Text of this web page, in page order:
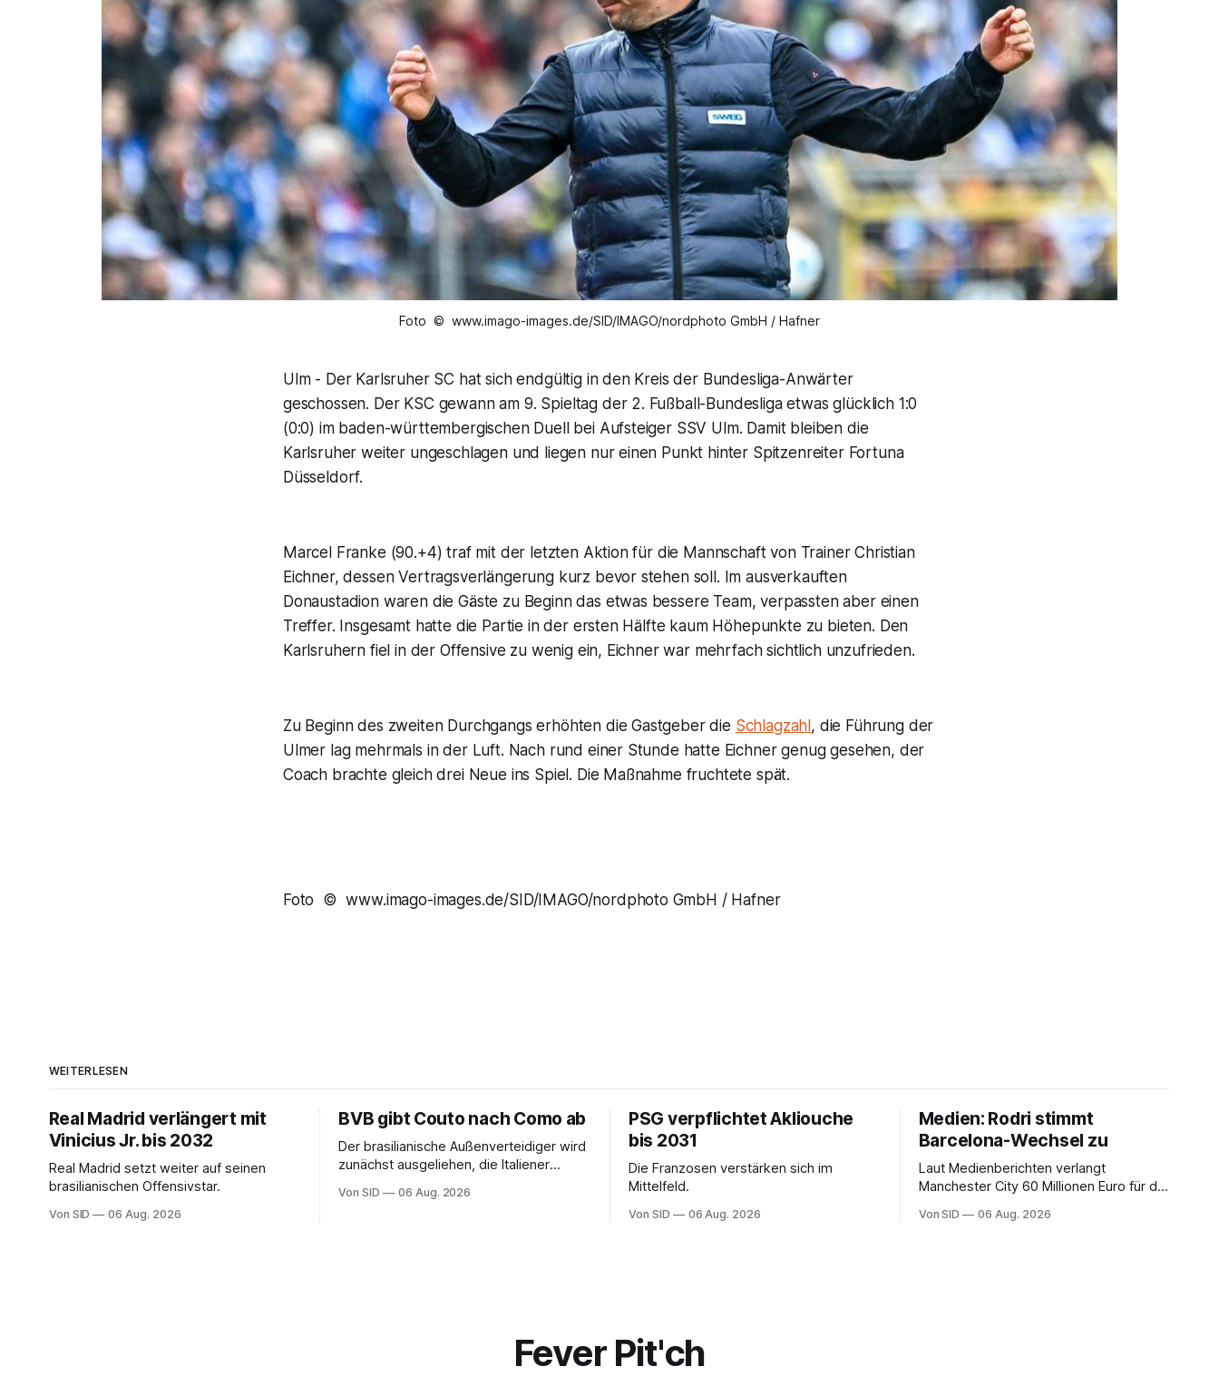
Foto © www.imago-images.de/SID/IMAGO/nordphoto GmbH / Hafner
Ulm - Der Karlsruher SC hat sich endgültig in den Kreis der Bundesliga-Anwärter
geschossen. Der KSC gewann am 9. Spieltag der 2. Fußball-Bundesliga etwas glücklich 1:0
(0:0) im baden-württembergischen Duell bei Aufsteiger SSV Ulm. Damit bleiben die
Karlsruher weiter ungeschlagen und liegen nur einen Punkt hinter Spitzenreiter Fortuna
Düsseldorf.
Marcel Franke (90.+4) traf mit der letzten Aktion für die Mannschaft von Trainer Christian
Eichner, dessen Vertragsverlängerung kurz bevor stehen soll. Im ausverkauften
Donaustadion waren die Gäste zu Beginn das etwas bessere Team, verpassten aber einen
Treffer. Insgesamt hatte die Partie in der ersten Hälfte kaum Höhepunkte zu bieten. Den
Karlsruhern fiel in der Offensive zu wenig ein, Eichner war mehrfach sichtlich unzufrieden.
Zu Beginn des zweiten Durchgangs erhöhten die Gastgeber die Schlagzahl , die Führung der
Ulmer lag mehrmals in der Luft. Nach rund einer Stunde hatte Eichner genug gesehen, der
Coach brachte gleich drei Neue ins Spiel. Die Maßnahme fruchtete spät.
Foto © www.imago-images.de/SID/IMAGO/nordphoto GmbH / Hafner
WEITERLESEN
Real Madrid verlängert mit
Vinicius Jr. bis 2032
Real Madrid setzt weiter auf seinen
brasilianischen Offensivstar.
Von SID 06 Aug. 2026
BVB gibt Couto nach Como ab
Der brasilianische Außenverteidiger wird
zunächst ausgeliehen, die Italiener
Von SID 06 Aug. 2026
PSG verpflichtet Akliouche
bis 2031
Die Franzosen verstärken sich im
Mittelfeld.
Von SID 06 Aug. 2026
Medien: Rodri stimmt
Barcelona-Wechsel zu
Laut Medienberichten verlangt
Manchester City 60 Millionen Euro für die
Von SID 06 Aug. 2026
Fever Pit'ch